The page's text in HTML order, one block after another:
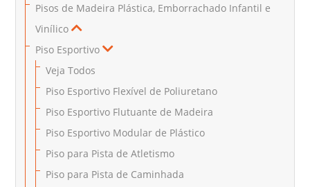
Pisos de Madeira Plástica, Emborrachado Infantil e
Vinílico
Piso Esportivo
Veja Todos
Piso Esportivo Flexível de Poliuretano
Piso Esportivo Flutuante de Madeira
Piso Esportivo Modular de Plástico
Piso para Pista de Atletismo
Piso para Pista de Caminhada